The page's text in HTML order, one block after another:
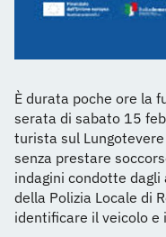
È durata poche ore la
serata di sabato 15
turista sul
senza prestare
indagini condotte
della Polizia Locale di
identificare il veicolo e